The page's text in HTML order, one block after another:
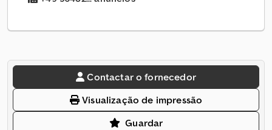
Contactar o fornecedor
Visualização de impressão
Guardar